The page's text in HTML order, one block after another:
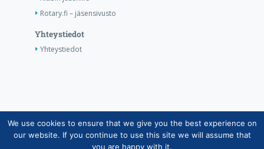
Rotary.fi – jäsensivusto
Yhteystiedot
Yhteystiedot
Copyright © Suomen Rotarypalvelu ry 2026 |
Jäsentietojärjestelmän tietosuojaseloste| Henkilötietojen
We use cookies to ensure that we give you the best experience on
our website. If you continue to use this site we will assume that
you are happy with it.